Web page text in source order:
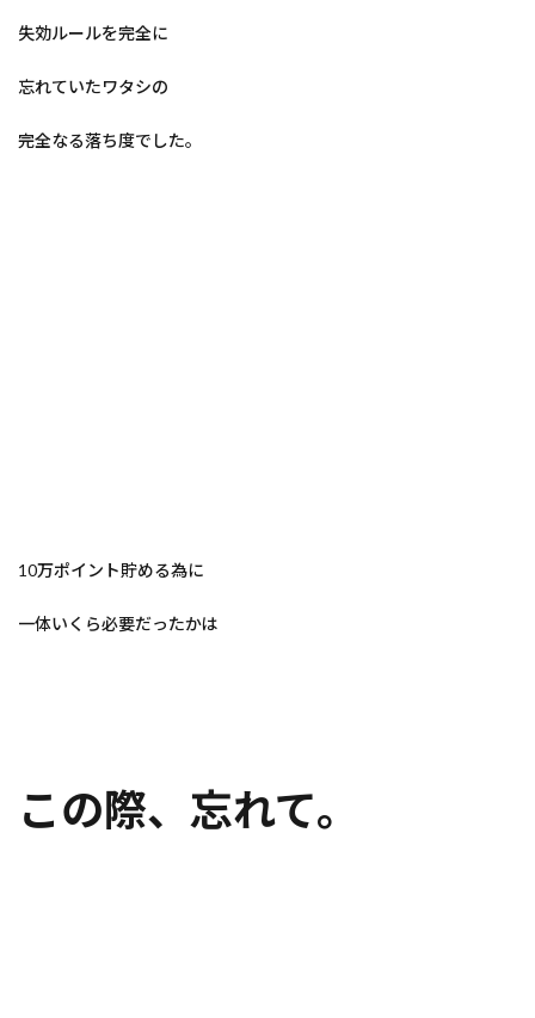
失効ルールを完全に
忘れていたワタシの
完全なる落ち度でした。
10万ポイント貯める為に
一体いくら必要だったかは
この際、忘れて。